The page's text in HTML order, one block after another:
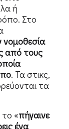
ή
Στο
από τους
. Τα στικς,
τα
«πήγαινε
ένα